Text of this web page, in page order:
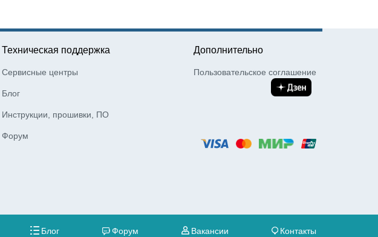
Техническая поддержка
Сервисные центры
Блог
Инструкции, прошивки, ПО
Форум
Дополнительно
Пользовательское соглашение
Блог Форум Вакансии Контакты